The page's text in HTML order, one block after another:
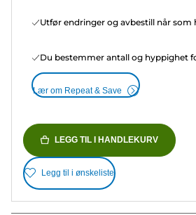
Utfør endringer og avbestill når som
Du bestemmer antall og hyppighet
Lær om Repeat & Save
LEGG TIL I HANDLEKURV
Legg til i ønskeliste